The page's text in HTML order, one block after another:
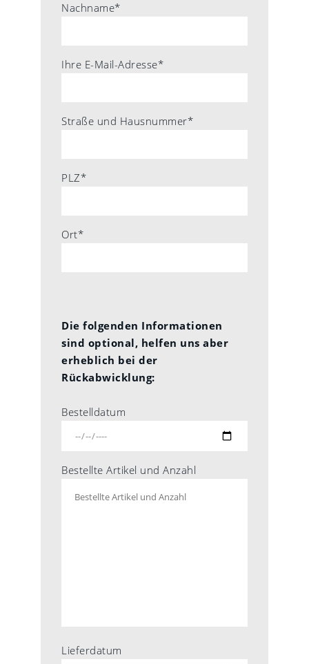
Nachname*
Ihre E-Mail-Adresse*
Straße und Hausnummer*
PLZ*
Ort*
Die folgenden Informationen
sind optional, helfen uns aber
erheblich bei der
Rückabwicklung:
Bestelldatum
Bestellte Artikel und Anzahl
Lieferdatum